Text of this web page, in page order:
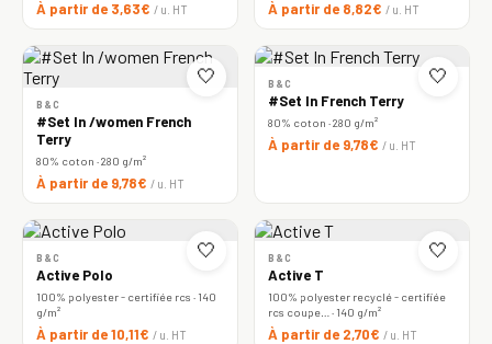
À partir de 3,63€ / u. HT À partir de 8,82€ / u. HT
🤍
B&C
#Set In /women French
Terry
80% coton · 280 g/m²
À partir de 9,78€ / u. HT
🤍
B&C
#Set In French Terry
80% coton · 280 g/m²
À partir de 9,78€ / u. HT
🤍
B&C
Active Polo
100% polyester - certifiée rcs · 140
g/m²
À partir de 10,11€ / u. HT
🤍
B&C
Active T
100% polyester recyclé - certifiée
rcs coupe… · 140 g/m²
À partir de 2,70€ / u. HT